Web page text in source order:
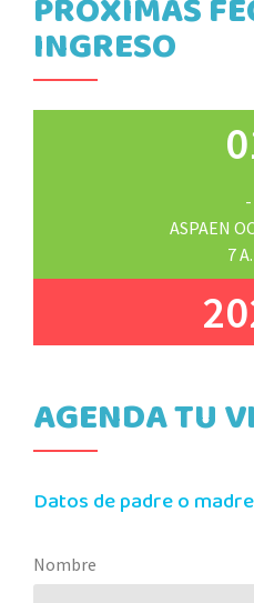
PRÓXIMAS
INGRESO
-
ASPAEN
7
AGENDA TU
Datos de padre o madre
Nombre